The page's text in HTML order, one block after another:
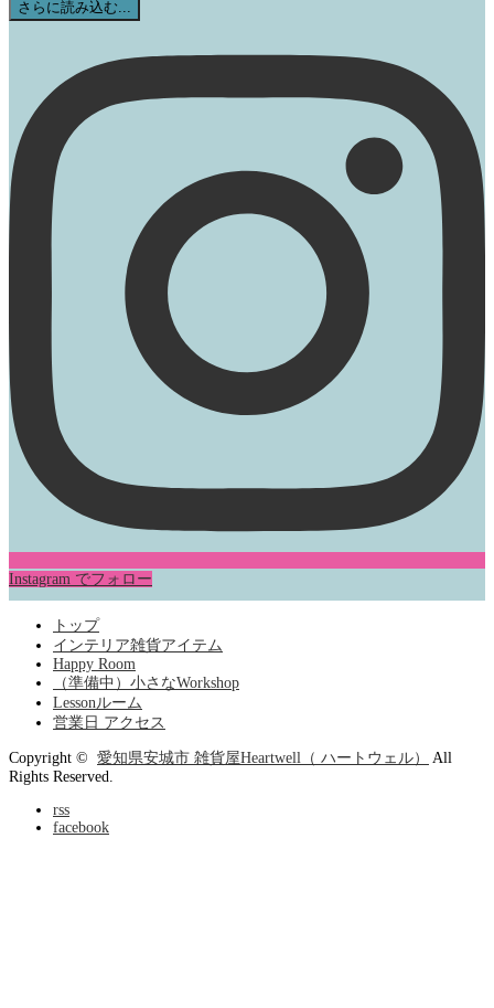
さらに読み込む...
Instagram でフォロー
トップ
インテリア雑貨アイテム
Happy Room
（準備中）小さなWorkshop
Lessonルーム
営業日 アクセス
Copyright © 愛知県安城市 雑貨屋Heartwell（ ハートウェル）
All
Rights Reserved.
rss
facebook